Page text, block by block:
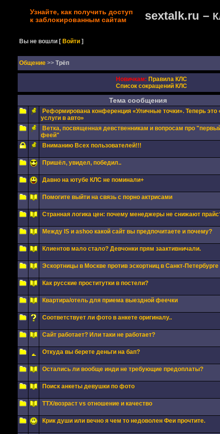
Узнайте, как получить доступ
к заблокированным сайтам
sextalk.ru –
Вы не вошли [Войти ]
Oбщение >> Трёп
Новичкам: Правила КЛС
Список сокращений КЛС
Тема сообщения
Реформирована конференция «Уличные точки». Теперь это
услуги в авто»
Ветка, посвященная девственникам и вопросам про
феей"
Вниманию Всех пользователей!!!
Пришёл, увидел, победил..
Давно на ютубе КЛС не поминали+
Помогите выйти на связь с порно актрисами
Странная логика цен: почему менеджеры не снижают
Между IS и ashoo какой сайт вы предпочитаете и почему?
Клиентов мало стало? Девчонки прям заактивничали.
Эскортницы в Москве против эскортниц в Санкт-Петербурге
Как русские проститутки в постели?
Квартира/отель для приема выездной феечки
Соответствует ли фото в анкете оригиналу..
Сайт работает? Или таки не работает?
Откуда вы берете деньги на бап?
Остались ли вообще инди не требующие предоплаты?
Поиск анкеты девушки по фото
ТТХ/возраст vs отношение и качество
Крик души или вечно я чем то недоволен Феи прочтите.